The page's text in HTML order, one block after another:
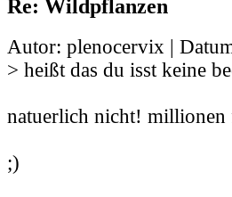
Re: Wildpflanzen
Autor: plenocervix |
> heißt das du isst keine
natuerlich nicht! millionen
;)